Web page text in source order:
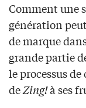
Comment une
génération
de marque
grande partie
le processus
deZing!à ses